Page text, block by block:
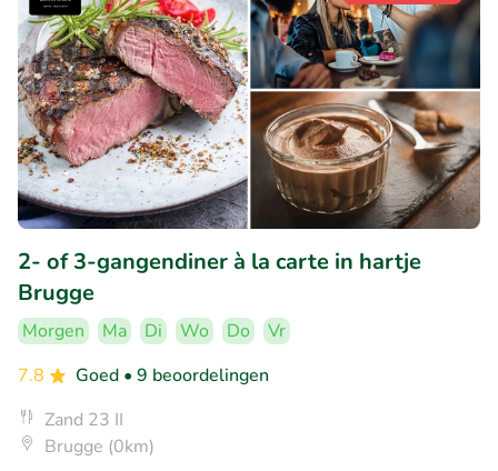
2- of 3-gangendiner à la carte in hartje
Brugge
Morgen Ma Di Wo Do
Vr
7.8
Goed • 9 beoordelingen
Zand 23 II
Brugge (0km)